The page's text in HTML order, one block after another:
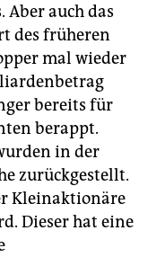
Aber auch das
des früheren
mal wieder
bereits für
berappt.
in der
zurückgestellt.
Kleinaktionäre
Dieser hat eine